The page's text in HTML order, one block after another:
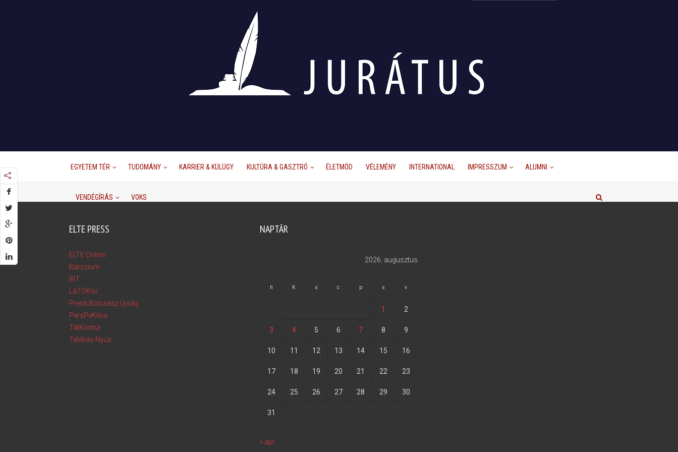
EGYETEM TÉR TUDOMÁNY KARRIER & KÜLÜGY KULTÚRA & GASZTRÓ ÉLETMÓD VÉLEMÉNY INTERNATIONAL IMPRESSZUM ALUMNI
VENDÉGÍRÁS VOKS
ELTE PRESS
ELTE Online
Bárczium
BIT
LáTÓKör
Presti Bölcsész Újság
PersPeKtíva
TátKontúr
Tétékás Nyúz
NAPTÁR
2026. augusztus
h K s c p s v
1 2
3 4 5 6 7 8 9
10 11 12 13 14 15 16
17 18 19 20 21 22 23
24 25 26 27 28 29 30
31
« ápr